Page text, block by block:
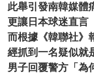
此舉引發南韓媒體
更讓日本球迷直言
而根據《韓聯社》
經抓到一名疑似就
男子回覆警方「為